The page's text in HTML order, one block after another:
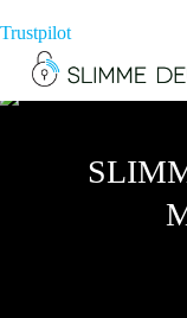
Trustpilot